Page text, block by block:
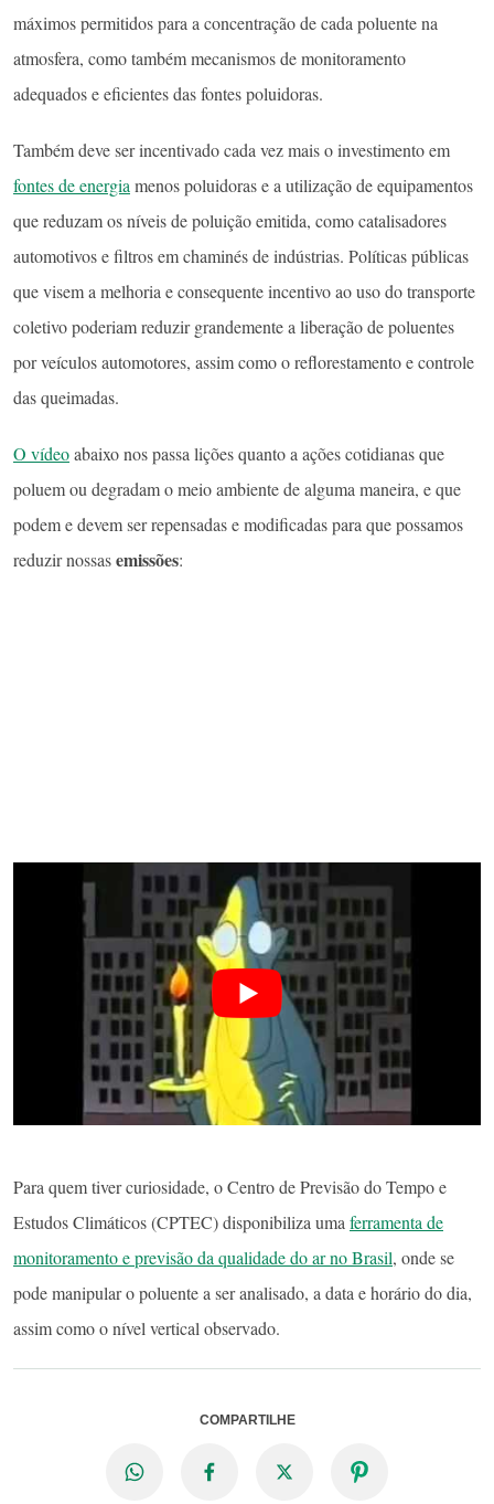
máximos permitidos para a concentração de cada poluente na
atmosfera, como também mecanismos de monitoramento
adequados e eficientes das fontes poluidoras.
Também deve ser incentivado cada vez mais o investimento em
fontes de energia menos poluidoras e a utilização de equipamentos
que reduzam os níveis de poluição emitida, como catalisadores
automotivos e filtros em chaminés de indústrias. Políticas públicas
que visem a melhoria e consequente incentivo ao uso do transporte
coletivo poderiam reduzir grandemente a liberação de poluentes
por veículos automotores, assim como o reflorestamento e controle
das queimadas.
O vídeoabaixo nos passa lições quanto a ações cotidianas que
poluem ou degradam o meio ambiente de alguma maneira, e que
podem e devem ser repensadas e modificadas para que possamos
reduzir nossasemissões:
Para quem tiver curiosidade, o Centro de Previsão do Tempo e
Estudos Climáticos (CPTEC) disponibiliza umaferramenta de
monitoramento e previsão da qualidade do ar no Brasil, onde se
pode manipular o poluente a ser analisado, a data e horário do dia,
assim como o nível vertical observado.
COMPARTILHE